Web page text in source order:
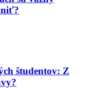
študentov: Z